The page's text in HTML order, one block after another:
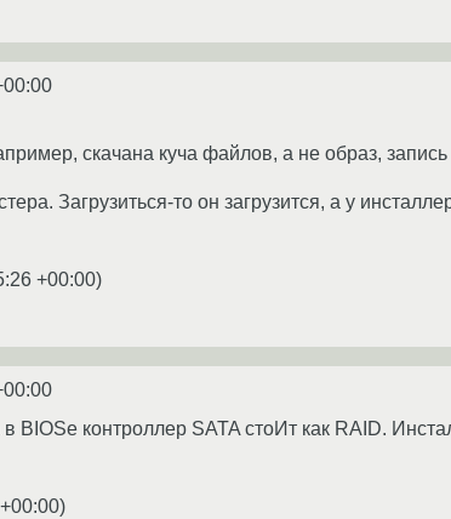
скачана куча файлов, а не образ,
Загрузиться-то он загрузится, а у
+00:00)
BIOSе контроллер SATA стоИт как RAID.
)